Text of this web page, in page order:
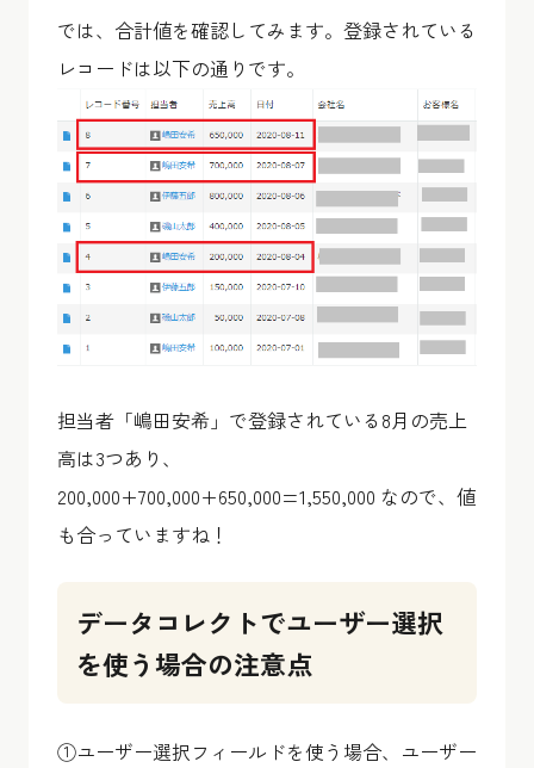
では、合計値を確認してみます。登録されている
レコードは以下の通りです。
担当者「嶋田安希」で登録されている8月の売上
高は3つあり、
200,000+700,000+650,000=1,550,000 なので、値
も合っていますね！
データコレクトでユーザー選択
を使う場合の注意点
①ユーザー選択フィールドを使う場合、ユーザー